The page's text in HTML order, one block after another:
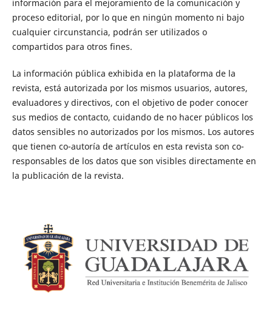
información para el mejoramiento de la comunicación y
proceso editorial, por lo que en ningún momento ni bajo
cualquier circunstancia, podrán ser utilizados o
compartidos para otros fines.
La información pública exhibida en la plataforma de la
revista, está autorizada por los mismos usuarios, autores,
evaluadores y directivos, con el objetivo de poder conocer
sus medios de contacto, cuidando de no hacer públicos los
datos sensibles no autorizados por los mismos. Los autores
que tienen co-autoría de artículos en esta revista son co-
responsables de los datos que son visibles directamente en
la publicación de la revista.